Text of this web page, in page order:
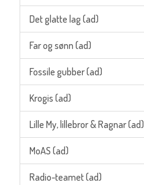
Det glatte lag (ad)
Far og sønn (ad)
Fossile gubber (ad)
Krogis (ad)
Lille My, lillebror & Ragnar (ad)
MoAS (ad)
Radio-teamet (ad)